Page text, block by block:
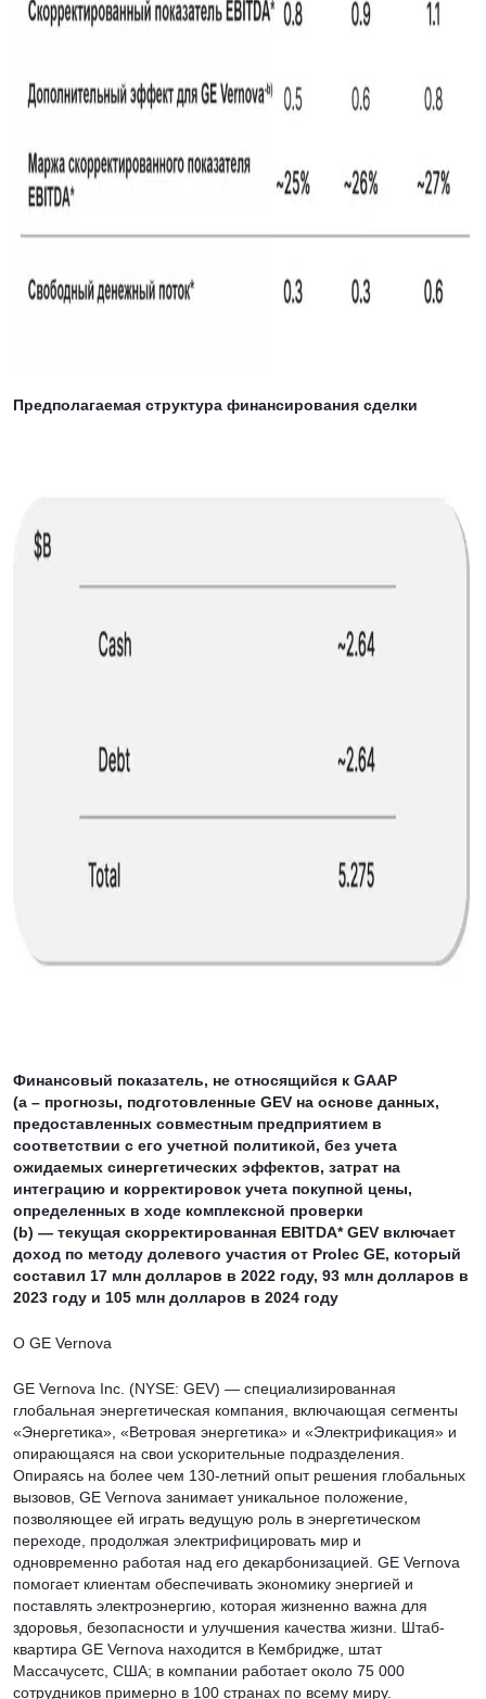
Предполагаемая структура финансирования сделки
Финансовый показатель, не относящийся к GAAP
(a – прогнозы, подготовленные GEV на основе данных,
предоставленных совместным предприятием в
соответствии с его учетной политикой, без учета
ожидаемых синергетических эффектов, затрат на
интеграцию и корректировок учета покупной цены,
определенных в ходе комплексной проверки
(b) — текущая скорректированная EBITDA* GEV включает
доход по методу долевого участия от Prolec GE, который
составил 17 млн долларов в 2022 году, 93 млн долларов в
2023 году и 105 млн долларов в 2024 году
О GE Vernova
GE Vernova Inc. (NYSE: GEV) — специализированная
глобальная энергетическая компания, включающая сегменты
«Энергетика», «Ветровая энергетика» и «Электрификация» и
опирающаяся на свои ускорительные подразделения.
Опираясь на более чем 130-летний опыт решения глобальных
вызовов, GE Vernova занимает уникальное положение,
позволяющее ей играть ведущую роль в энергетическом
переходе, продолжая электрифицировать мир и
одновременно работая над его декарбонизацией. GE Vernova
помогает клиентам обеспечивать экономику энергией и
поставлять электроэнергию, которая жизненно важна для
здоровья, безопасности и улучшения качества жизни. Штаб-
квартира GE Vernova находится в Кембридже, штат
Массачусетс, США; в компании работает около 75 000
сотрудников примерно в 100 странах по всему миру.